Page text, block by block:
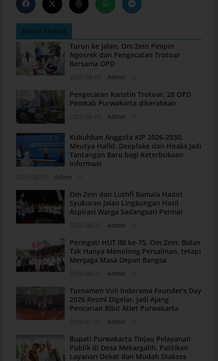
Berita Terkait
Turun ke Jalan, Om Zein Pimpin
Ngosrek dan Pengecatan Trotoar
Bersama OPD
Admin
Pengecatan Kanstin Trotoar, 28 OPD
Pemkab Purwakarta dikerahkan
Admin
Kukuhkan Anggota KIP 2026-2030,
Meutya Hafid: Deepfake dan Hoaks Jadi
Tantangan Baru bagi Keterbukaan
Informasi
Admin
Om Zein dan Luthfi Bamala Hadiri
Syukuran Jalan Lingkungan Hasil
Aspirasi Warga Sadangsari Permai
Admin
Peringati HUT IBI ke-75, Om Zein: Bidan
Tak Hanya Menolong Persalinan, tetapi
Menjaga Masa Depan Bangsa
Admin
Turnamen Voli Indorama Founder’s Day
2026 Resmi Digelar, Jadi Ajang
Pencarian Bibit Atlet Purwakarta
Admin
Bupati Purwakarta Tinjau Pelayanan
Publik di Desa Mekargalih, Pastikan
Layanan Dekat dan Mudah Diakses